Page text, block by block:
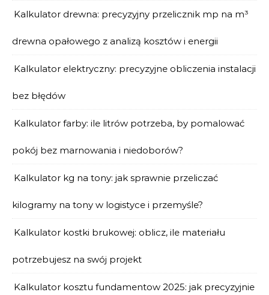
Kalkulator drewna: precyzyjny przelicznik mp na m³
drewna opałowego z analizą kosztów i energii
Kalkulator elektryczny: precyzyjne obliczenia instalacji
bez błędów
Kalkulator farby: ile litrów potrzeba, by pomalować
pokój bez marnowania i niedoborów?
Kalkulator kg na tony: jak sprawnie przeliczać
kilogramy na tony w logistyce i przemyśle?
Kalkulator kostki brukowej: oblicz, ile materiału
potrzebujesz na swój projekt
Kalkulator kosztu fundamentow 2025: jak precyzyjnie